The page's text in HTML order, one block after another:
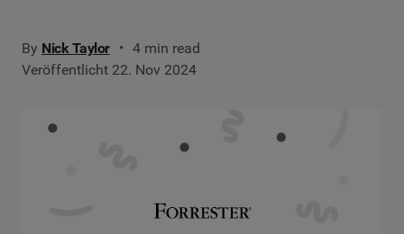
By Nick Taylor
4 min read
Veröffentlicht 22. Nov 2024